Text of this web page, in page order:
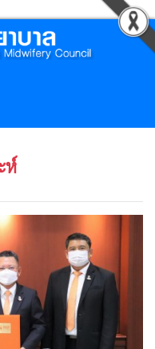
ห์